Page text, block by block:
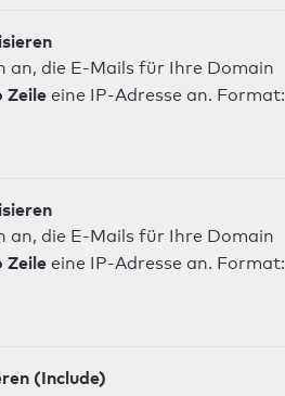
an, die E-Mails für Ihre Domain
Zeile eine IP-Adresse an. Format:
an, die E-Mails für Ihre Domain
Zeile eine IP-Adresse an. Format:
(Include)